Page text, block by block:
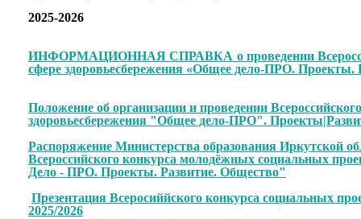
2025-2026
ИНФОРМАЦИОННАЯ СПРАВКА о проведении
сфере здоровьесбережения «Общее дело-ПРО. Проекты.
Положение об организации и проведении
здоровьесбережения "Общее дело-ПРО".
Распоряжение Министерства образования Иркутской
Всероссийского конкурса молодёжных социальных
Дело - ПРО. Проекты. Развитие. Общество"
Презентация Всеросиййского конкурса социальных
2025/2026